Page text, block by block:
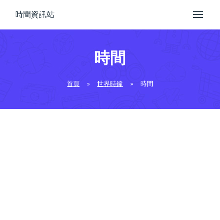
時間資訊站
時間
首頁 » 世界時鐘 » 時間